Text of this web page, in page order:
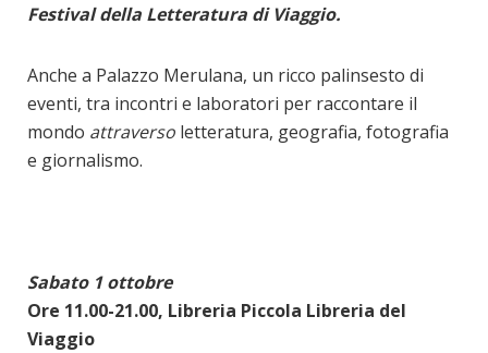
Festival della Letteratura di Viaggio.
Anche a Palazzo Merulana, un ricco palinsesto di
eventi, tra incontri e laboratori per raccontare il
mondo attraverso letteratura, geografia, fotografia
e giornalismo.
Sabato 1 ottobre
Ore 11.00-21.00, Libreria Piccola Libreria del
Viaggio